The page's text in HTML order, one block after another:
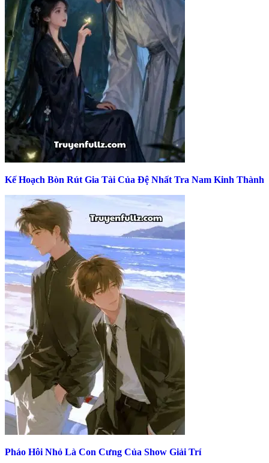
Kế Hoạch Bòn Rút Gia Tài Của Đệ Nhất Tra Nam Kinh Thành
Pháo Hôi Nhỏ Là Con Cưng Của Show Giải Trí